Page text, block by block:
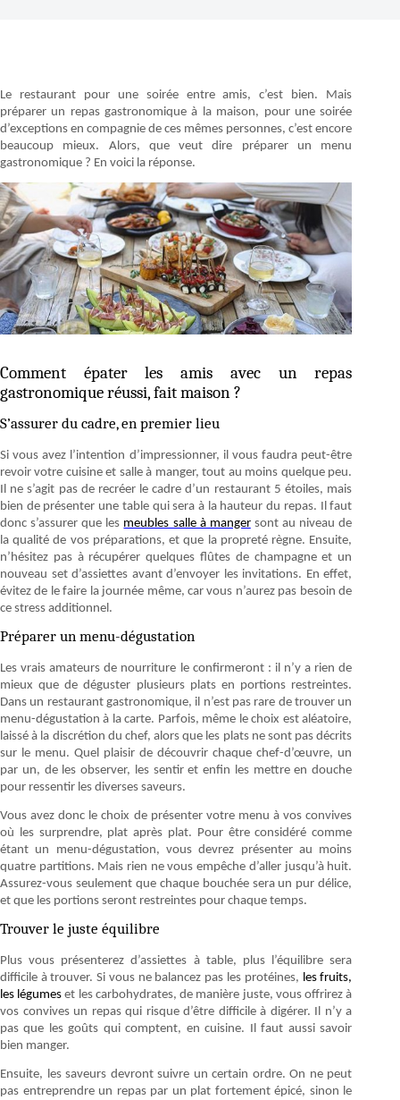
Le restaurant pour une soirée entre amis, c’est bien. Mais
préparer un repas gastronomique à la maison, pour une soirée
d’exceptions en compagnie de ces mêmes personnes, c’est encore
beaucoup mieux. Alors, que veut dire préparer un menu
gastronomique ? En voici la réponse.
Comment épater les amis avec un repas
gastronomique réussi, fait maison ?
S’assurer du cadre, en premier lieu
Si vous avez l’intention d’impressionner, il vous faudra peut-être
revoir votre cuisine et salle à manger, tout au moins quelque peu.
Il ne s’agit pas de recréer le cadre d’un restaurant 5 étoiles, mais
bien de présenter une table qui sera à la hauteur du repas. Il faut
donc s’assurer que les meubles salle à mangersont au niveau de
la qualité de vos préparations, et que la propreté règne. Ensuite,
n’hésitez pas à récupérer quelques flûtes de champagne et un
nouveau set d’assiettes avant d’envoyer les invitations. En effet,
évitez de le faire la journée même, car vous n’aurez pas besoin de
ce stress additionnel.
Préparer un menu-dégustation
Les vrais amateurs de nourriture le confirmeront : il n’y a rien de
mieux que de déguster plusieurs plats en portions restreintes.
Dans un restaurant gastronomique, il n’est pas rare de trouver un
menu-dégustation à la carte. Parfois, même le choix est aléatoire,
laissé à la discrétion du chef, alors que les plats ne sont pas décrits
sur le menu. Quel plaisir de découvrir chaque chef-d’œuvre, un
par un, de les observer, les sentir et enfin les mettre en douche
pour ressentir les diverses saveurs.
Vous avez donc le choix de présenter votre menu à vos convives
où les surprendre, plat après plat. Pour être considéré comme
étant un menu-dégustation, vous devrez présenter au moins
quatre partitions. Mais rien ne vous empêche d’aller jusqu’à huit.
Assurez-vous seulement que chaque bouchée sera un pur délice,
et que les portions seront restreintes pour chaque temps.
Trouver le juste équilibre
Plus vous présenterez d’assiettes à table, plus l’équilibre sera
difficile à trouver. Si vous ne balancez pas les protéines, les fruits,
les légumes et les carbohydrates, de manière juste, vous offrirez à
vos convives un repas qui risque d’être difficile à digérer. Il n’y a
pas que les goûts qui comptent, en cuisine. Il faut aussi savoir
bien manger.
Ensuite, les saveurs devront suivre un certain ordre. On ne peut
pas entreprendre un repas par un plat fortement épicé, sinon le